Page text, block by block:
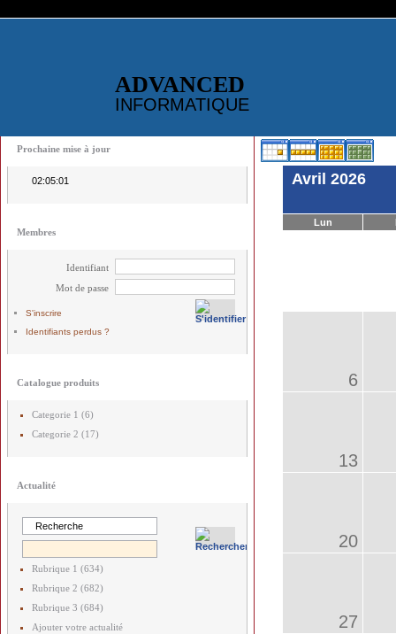
ADVANCED
INFORMATIQUE
Prochaine mise à jour
02:05:01
Membres
Identifiant
Mot de passe
S'inscrire
Identifiants perdus ?
Catalogue produits
Categorie 1 (6)
Categorie 2 (17)
Actualité
Rubrique 1 (634)
Rubrique 2 (682)
Rubrique 3 (684)
Ajouter votre actualité
Avril 2026
Lun
6
13
20
27